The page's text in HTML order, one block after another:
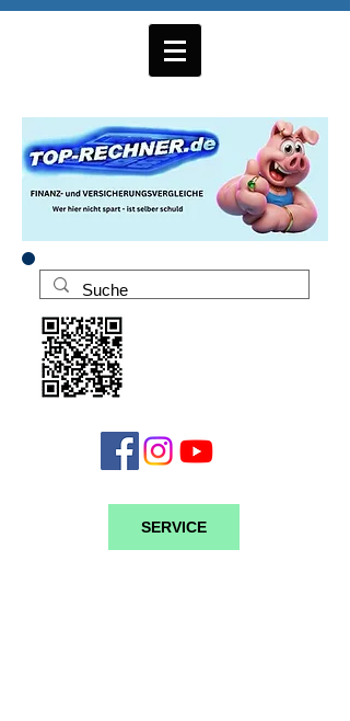
SERVICE